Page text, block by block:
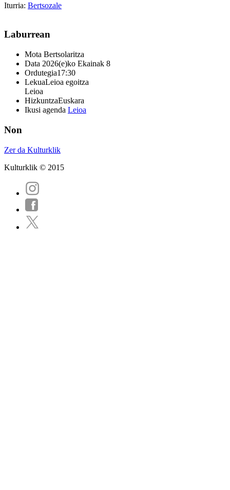
Iturria: Bertsozale
Laburrean
Mota Bertsolaritza
Data 2026(e)ko Ekainak 8
Ordutegia17:30
LekuaLeioa egoitza
Leioa
HizkuntzaEuskara
Ikusi agenda Leioa
Non
Zer da Kulturklik
Kulturklik © 2015